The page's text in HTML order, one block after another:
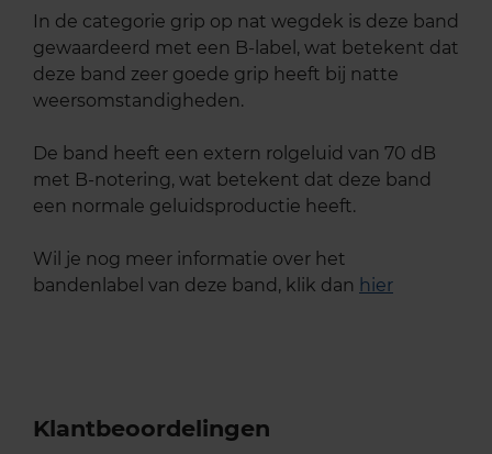
In de categorie grip op nat wegdek is deze band
gewaardeerd met een B-label, wat betekent dat
deze band zeer goede grip heeft bij natte
weersomstandigheden.
De band heeft een extern rolgeluid van 70 dB
met B-notering, wat betekent dat deze band
een normale geluidsproductie heeft.
Wil je nog meer informatie over het
bandenlabel van deze band, klik dan hier
Klantbeoordelingen